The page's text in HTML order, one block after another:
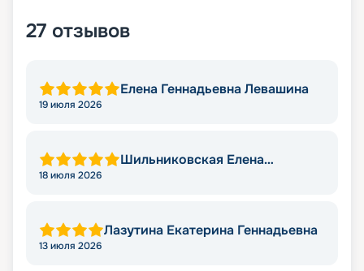
27 отзывов
Елена Геннадьевна Левашина
19 июля 2026
Шильниковская Елена
18 июля 2026
Лазутина Екатерина Геннадьевна
13 июля 2026